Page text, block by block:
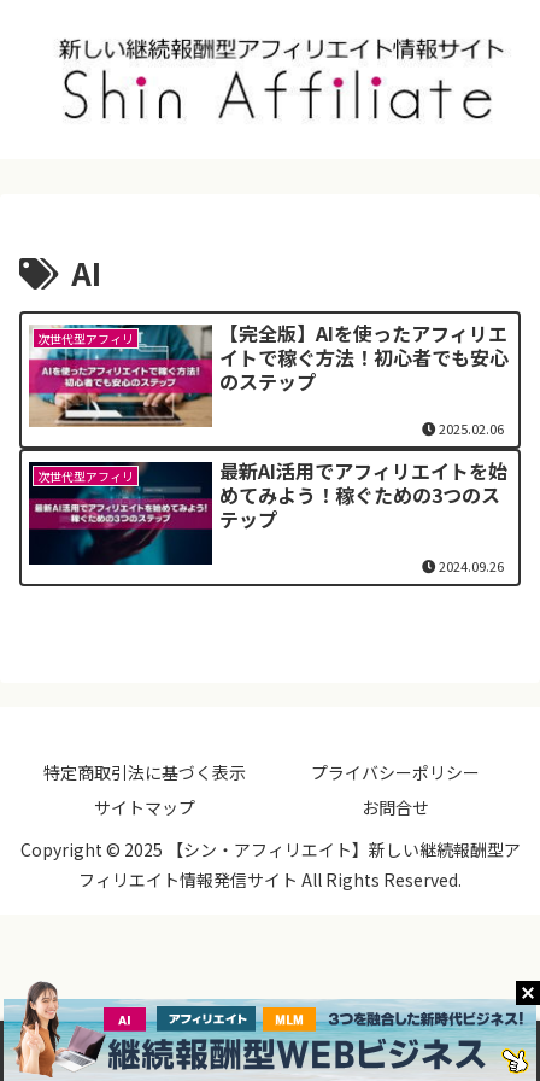
AI
次世代型アフィリ
【完全版】AIを使ったアフィリエ
イトで稼ぐ方法！初心者でも安心
のステップ
2025.02.06
次世代型アフィリ
最新AI活用でアフィリエイトを始
めてみよう！稼ぐための3つのス
テップ
2024.09.26
特定商取引法に基づく表示
プライバシーポリシー
サイトマップ
お問合せ
Copyright © 2025 【シン・アフィリエイト】新しい継続報酬型ア
フィリエイト情報発信サイト All Rights Reserved.
メニュー ホーム 検索 トップ サイドバー